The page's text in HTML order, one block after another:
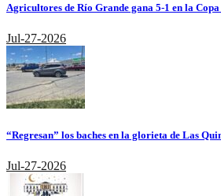
Agricultores de Río Grande gana 5-1 en la
Jul-27-2026
“Regresan” los baches en la glorieta de Las
Jul-27-2026